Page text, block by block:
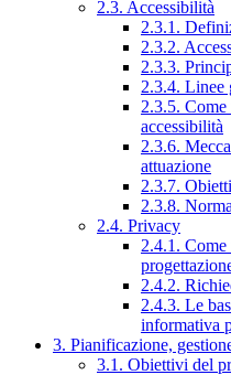
2.3. Accessibilità
2.3.1.
2.3.2.
2.3.3.
2.3.4. Linee
2.3.5.
accessibilità
2.3.6.
attuazione
2.3.7.
2.3.8.
2.4. Privacy
2.4.1.
2.4.2.
2.4.3. Le
informativa
3. Pianificazione,
3.1. Obiettivi del